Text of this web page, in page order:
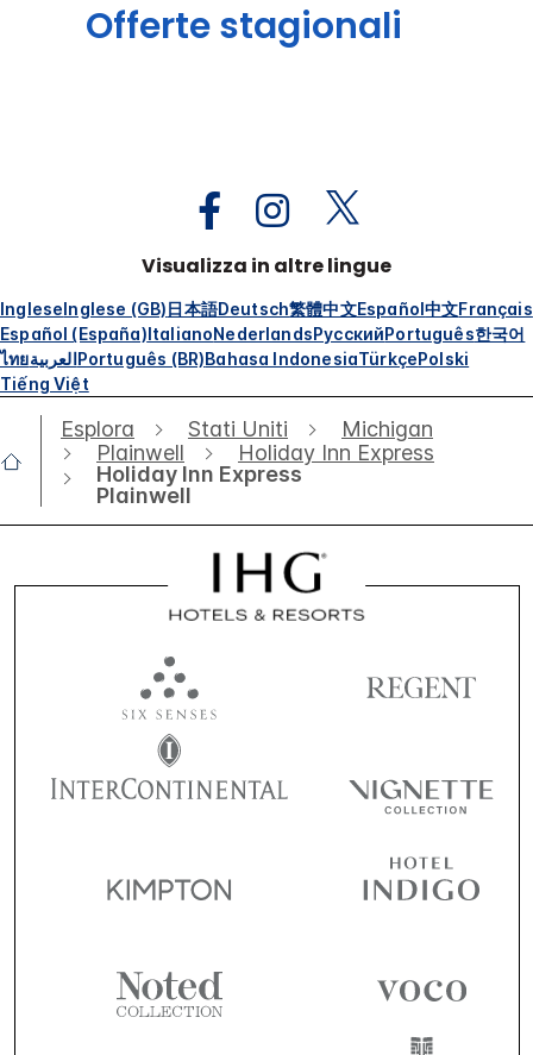
Offerte stagionali
Visualizza in altre lingue
IngleseInglese (GB)日本語Deutsch繁體中文Español中文Français
Español (España)ItalianoNederlandsРусскийPortuguês한국어
ไทยالعربيةPortuguês (BR)Bahasa IndonesiaTürkçePolski
Tiếng Việt
Esplora Stati Uniti
Michigan
Plainwell
Holiday Inn Express
Holiday Inn Express
Plainwell